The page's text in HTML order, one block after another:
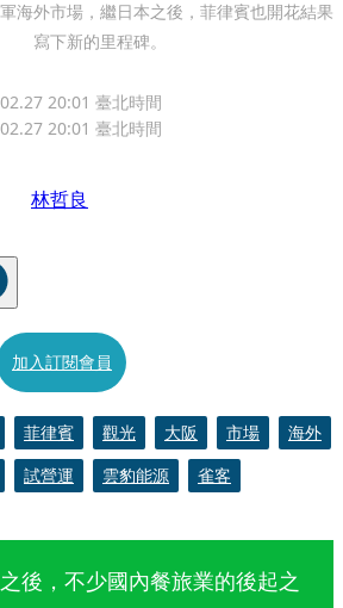
海外市場，繼日本之後，菲律賓也開花結果
寫下新的里程碑。
20:01 臺北時間
20:01 臺北時間
林哲良
加入訂閱會員
菲律賓 觀光 大阪 市場
海外
試營運 雲豹能源 雀客
後，不少國內餐旅業的後起之